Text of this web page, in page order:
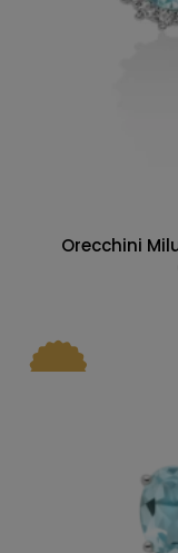
Orecchini